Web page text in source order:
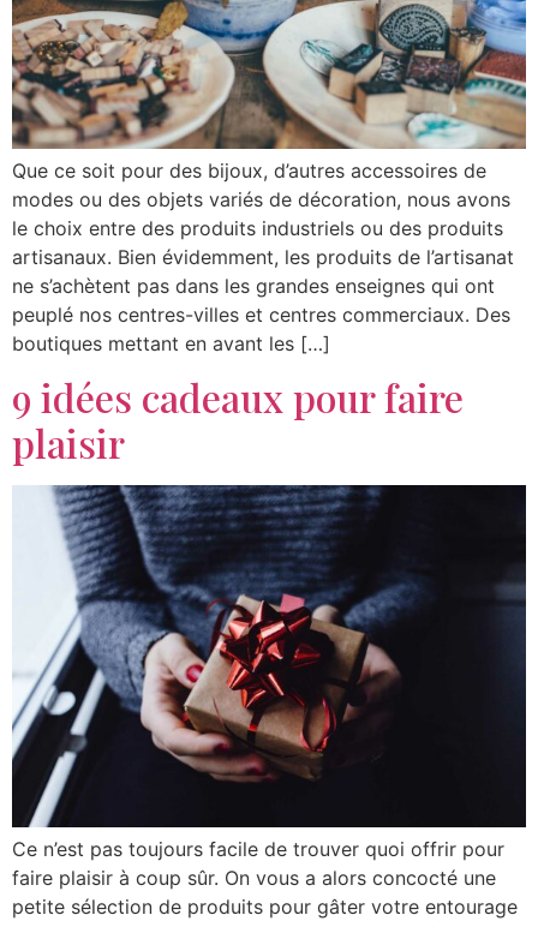
Que ce soit pour des bijoux, d’autres accessoires de
modes ou des objets variés de décoration, nous avons
le choix entre des produits industriels ou des produits
artisanaux. Bien évidemment, les produits de l’artisanat
ne s’achètent pas dans les grandes enseignes qui ont
peuplé nos centres-villes et centres commerciaux. Des
boutiques mettant en avant les […]
9 idées cadeaux pour faire
plaisir
Ce n’est pas toujours facile de trouver quoi offrir pour
faire plaisir à coup sûr. On vous a alors concocté une
petite sélection de produits pour gâter votre entourage